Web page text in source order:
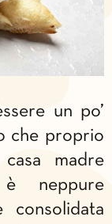
un po’
che proprio
madre
neppure
consolidata